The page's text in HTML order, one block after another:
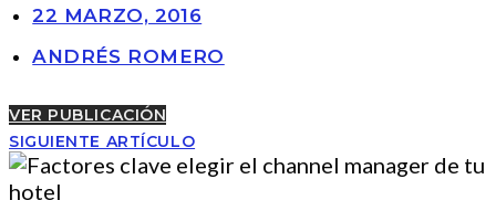
22 MARZO, 2016
ANDRÉS ROMERO
VER PUBLICACIÓN
SIGUIENTE ARTÍCULO